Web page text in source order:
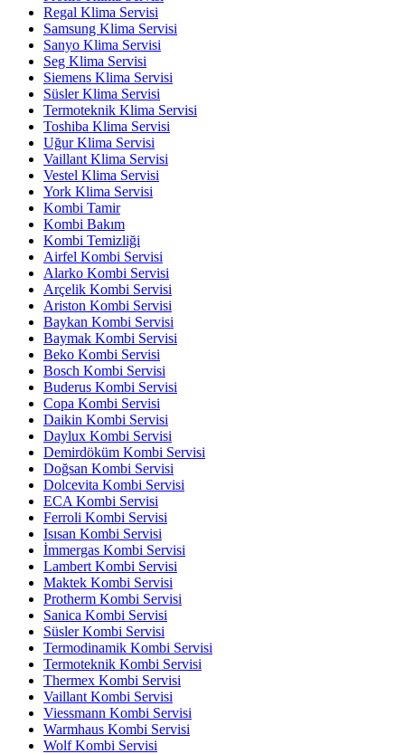
Regal Klima Servisi
Samsung Klima Servisi
Sanyo Klima Servisi
Seg Klima Servisi
Siemens Klima Servisi
Süsler Klima Servisi
Termoteknik Klima Servisi
Toshiba Klima Servisi
Uğur Klima Servisi
Vaillant Klima Servisi
Vestel Klima Servisi
York Klima Servisi
Kombi Tamir
Kombi Bakım
Kombi Temizliği
Airfel Kombi Servisi
Alarko Kombi Servisi
Arçelik Kombi Servisi
Ariston Kombi Servisi
Baykan Kombi Servisi
Baymak Kombi Servisi
Beko Kombi Servisi
Bosch Kombi Servisi
Buderus Kombi Servisi
Copa Kombi Servisi
Daikin Kombi Servisi
Daylux Kombi Servisi
Demirdöküm Kombi Servisi
Doğsan Kombi Servisi
Dolcevita Kombi Servisi
ECA Kombi Servisi
Ferroli Kombi Servisi
Isısan Kombi Servisi
İmmergas Kombi Servisi
Lambert Kombi Servisi
Maktek Kombi Servisi
Protherm Kombi Servisi
Sanica Kombi Servisi
Süsler Kombi Servisi
Termodinamik Kombi Servisi
Termoteknik Kombi Servisi
Thermex Kombi Servisi
Vaillant Kombi Servisi
Viessmann Kombi Servisi
Warmhaus Kombi Servisi
Wolf Kombi Servisi